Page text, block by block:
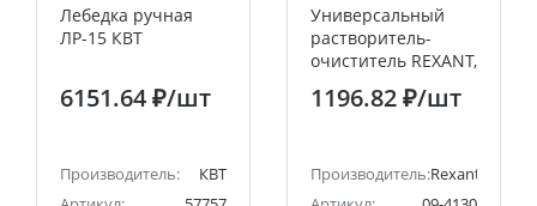
Лебедка ручная
ЛР-15 КВТ
6151.64 ₽/шт
Производитель:
КВТ
Универсальный
растворитель-
очиститель REXANT,
«Калоша», 1 л
(Нефрас-с2-80/120)
1196.82 ₽/шт
Производитель:Rexant